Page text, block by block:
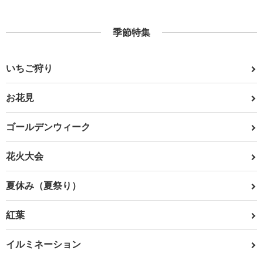
季節特集
いちご狩り
お花見
ゴールデンウィーク
花火大会
夏休み（夏祭り）
紅葉
イルミネーション